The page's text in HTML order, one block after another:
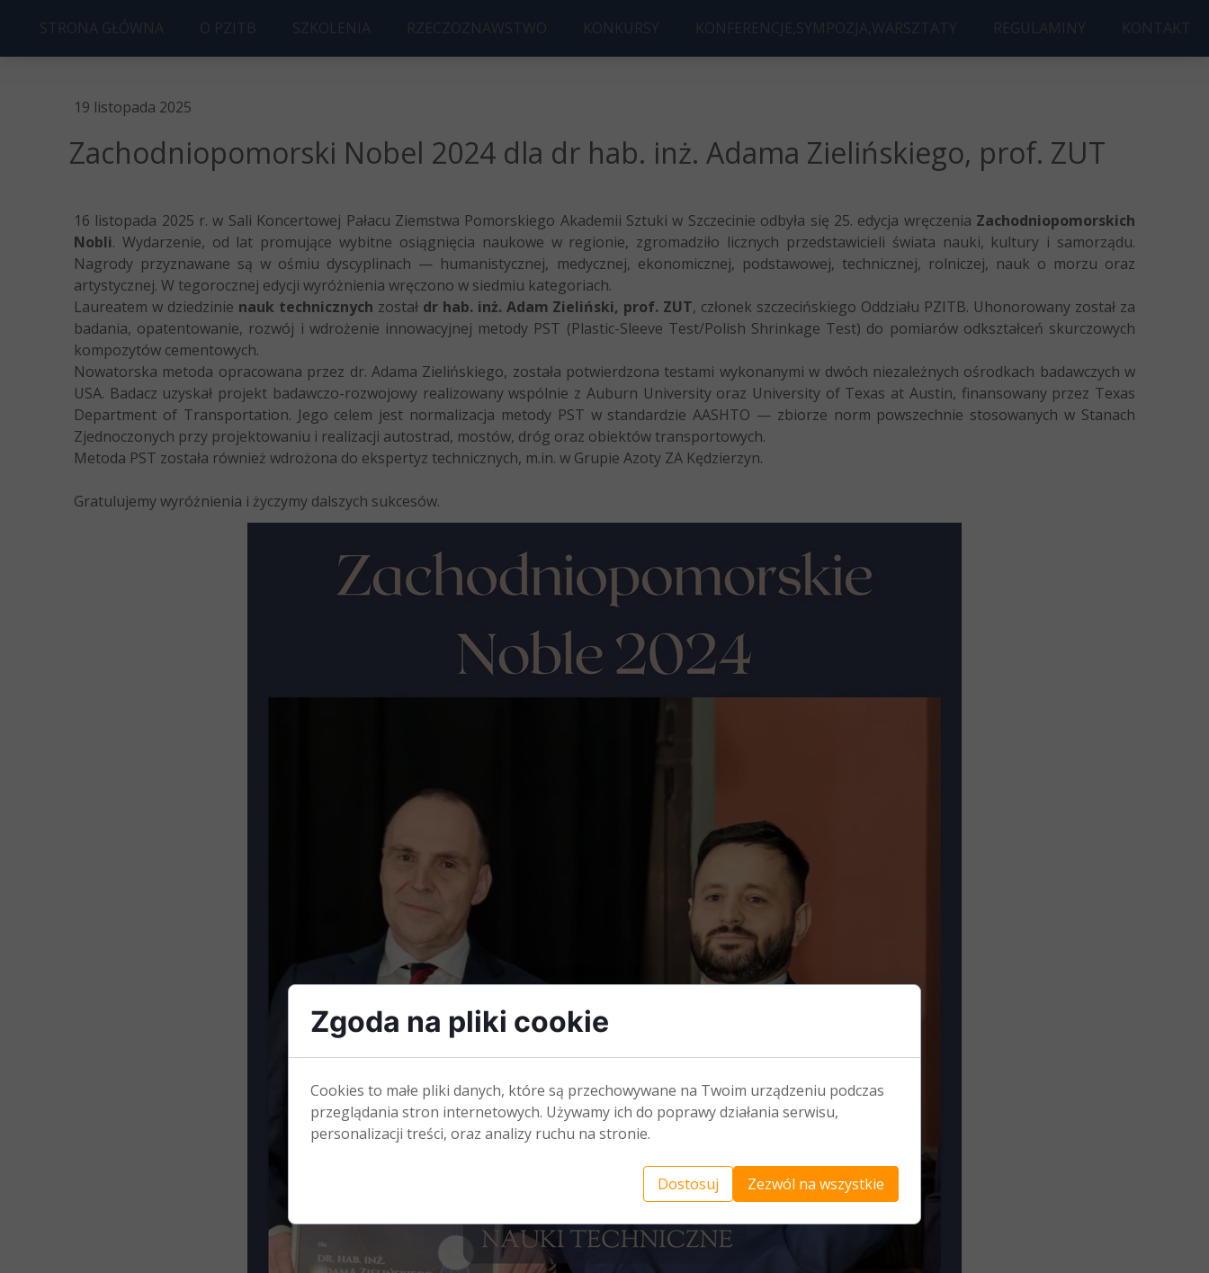
19 listopada 2025
Zachodniopomorski Nobel 2024 dla dr hab. inż. Adama Zielińskiego, prof. ZUT
16 listopada 2025 r. w Sali Koncertowej Pałacu Ziemstwa Pomorskiego Akademii Sztuki w Szczecinie odbyła się 25. edycja wręczenia Zachodniopomorskich
Nobli. Wydarzenie, od lat promujące wybitne osiągnięcia naukowe w regionie, zgromadziło licznych przedstawicieli świata nauki, kultury i samorządu.
Nagrody przyznawane są w ośmiu dyscyplinach — humanistycznej, medycznej, ekonomicznej, podstawowej, technicznej, rolniczej, nauk o morzu oraz
artystycznej. W tegorocznej edycji wyróżnienia wręczono w siedmiu kategoriach.
Laureatem w dziedzinie nauk technicznych został dr hab. inż. Adam Zieliński, prof. ZUT, członek szczecińskiego Oddziału PZITB. Uhonorowany został za
badania, opatentowanie, rozwój i wdrożenie innowacyjnej metody PST (Plastic-Sleeve Test/Polish Shrinkage Test) do pomiarów odkształceń skurczowych
kompozytów cementowych.
Nowatorska metoda opracowana przez dr. Adama Zielińskiego, została potwierdzona testami wykonanymi w dwóch niezależnych ośrodkach badawczych w
USA. Badacz uzyskał projekt badawczo-rozwojowy realizowany wspólnie z Auburn University oraz University of Texas at Austin, finansowany przez Texas
Department of Transportation. Jego celem jest normalizacja metody PST w standardzie AASHTO — zbiorze norm powszechnie stosowanych w Stanach
Zjednoczonych przy projektowaniu i realizacji autostrad, mostów, dróg oraz obiektów transportowych.
Metoda PST została również wdrożona do ekspertyz technicznych, m.in. w Grupie Azoty ZA Kędzierzyn.
Gratulujemy wyróżnienia i życzymy dalszych sukcesów.
STRONA GŁÓWNA
O PZITB
STATUT
CZWARTKI BUDOWLANE
CZŁONKOSTWO
SZKOLENIA
RZECZOZNAWSTWO
KONKURSY
KONFERENCJE,SYMPOZJA,WARSZTATY
REGULAMINY KONTAKT
Zgoda na pliki cookie
Cookies to małe pliki danych, które są przechowywane na Twoim urządzeniu podczas
przeglądania stron internetowych. Używamy ich do poprawy działania serwisu,
personalizacji treści, oraz analizy ruchu na stronie.
Dostosuj Zezwól na wszystkie